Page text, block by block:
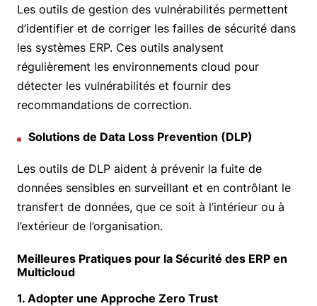
Les outils de gestion des vulnérabilités permettent
d’identifier et de corriger les failles de sécurité dans
les systèmes ERP. Ces outils analysent
régulièrement les environnements cloud pour
détecter les vulnérabilités et fournir des
recommandations de correction.
Solutions de Data Loss Prevention (DLP)
Les outils de DLP aident à prévenir la fuite de
données sensibles en surveillant et en contrôlant le
transfert de données, que ce soit à l’intérieur ou à
l’extérieur de l’organisation.
Meilleures Pratiques pour la Sécurité des ERP en
Multicloud
1. Adopter une Approche Zero Trust